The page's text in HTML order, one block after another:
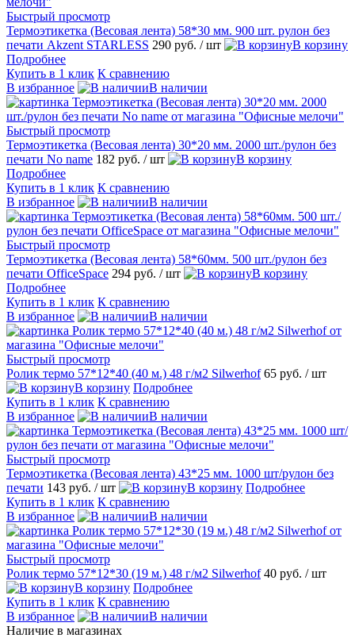
Быстрый просмотр
Термоэтикетка (Весовая лента) 58*30 мм. 900 шт. рулон без
печати Akzent STARLESS 290 руб. / шт
В корзину
Подробнее
Купить в 1 клик К сравнению
В избранное
В наличии
Быстрый просмотр
Термоэтикетка (Весовая лента) 30*20 мм. 2000 шт./рулон без
печати No name 182 руб. / шт
В корзину
Подробнее
Купить в 1 клик К сравнению
В избранное
В наличии
Быстрый просмотр
Термоэтикетка (Весовая лента) 58*60мм. 500 шт./рулон без
печати OfficeSpace 294 руб. / шт
В корзину
Подробнее
Купить в 1 клик К сравнению
В избранное
В наличии
Быстрый просмотр
Ролик термо 57*12*40 (40 м.) 48 г/м2 Silwerhof 65 руб. / шт
В корзину Подробнее
Купить в 1 клик К сравнению
В избранное
В наличии
Быстрый просмотр
Термоэтикетка (Весовая лента) 43*25 мм. 1000 шт/рулон без
печати 143 руб. / шт В корзину Подробнее
Купить в 1 клик К сравнению
В избранное
В наличии
Быстрый просмотр
Ролик термо 57*12*30 (19 м.) 48 г/м2 Silwerhof 40 руб. / шт
В корзину Подробнее
Купить в 1 клик К сравнению
В избранное
В наличии
Наличие в магазинах